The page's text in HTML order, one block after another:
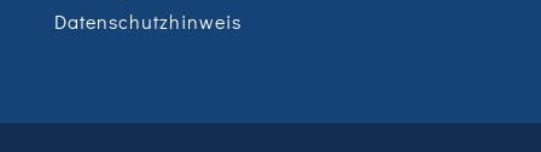
Datenschutzhinweis